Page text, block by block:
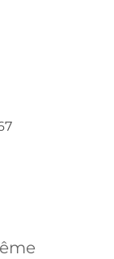
sur
mail